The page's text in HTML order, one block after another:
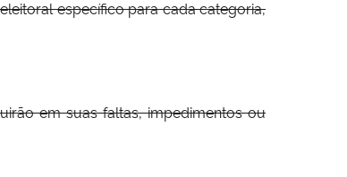
específico para cada categoria,
em suas faltas, impedimentos ou